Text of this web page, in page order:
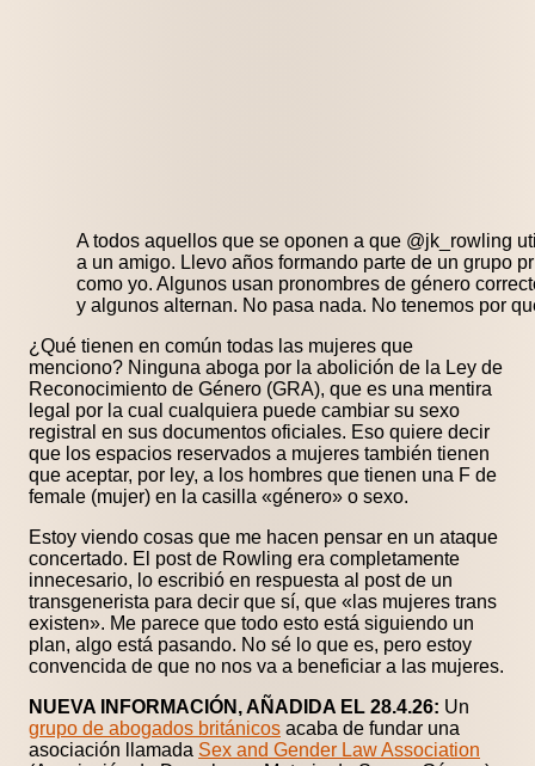
A todos aquellos que se oponen a que @jk_rowling
a un amigo. Llevo años formando parte de un grupo
como yo. Algunos usan pronombres de género
y algunos alternan. No pasa nada. No tenemos por
¿Qué tienen en común todas las mujeres que
menciono? Ninguna aboga por la abolición de la Ley de
Reconocimiento de Género (GRA), que es una mentira
legal por la cual cualquiera puede cambiar su sexo
registral en sus documentos oficiales. Eso quiere decir
que los espacios reservados a mujeres también tienen
que aceptar, por ley, a los hombres que tienen una F de
female (mujer) en la casilla «género» o sexo.
Estoy viendo cosas que me hacen pensar en un ataque
concertado. El post de Rowling era completamente
innecesario, lo escribió en respuesta al post de un
transgenerista para decir que sí, que «las mujeres trans
existen». Me parece que todo esto está siguiendo un
plan, algo está pasando. No sé lo que es, pero estoy
convencida de que no nos va a beneficiar a las mujeres.
NUEVA INFORMACIÓN, AÑADIDA EL 28.4.26: Un
grupo de abogados británicos acaba de fundar una
asociación llamada Sex and Gender Law Association